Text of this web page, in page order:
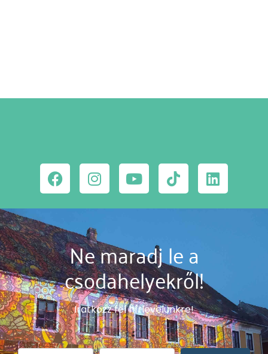
Ne maradj le a
csodahelyekről!
Iratkozz fel hírlevelünkre!